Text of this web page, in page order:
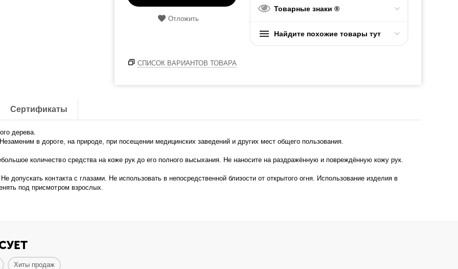
Отложить
Товарные знаки ®
Найдите похожие товары тут
СПИСОК ВАРИАНТОВ ТОВАРА
Сертификаты
дерева.
в дороге, на природе, при посещении медицинских заведений и других мест общего пользования.
количество средства на коже рук до его полного высыхания. Не наносите на раздражённую и повреждённую кожу рук.
допускать контакта с глазами. Не использовать в непосредственной близости от открытого огня. Использование изделия в
под присмотром взрослых.
Хиты продаж